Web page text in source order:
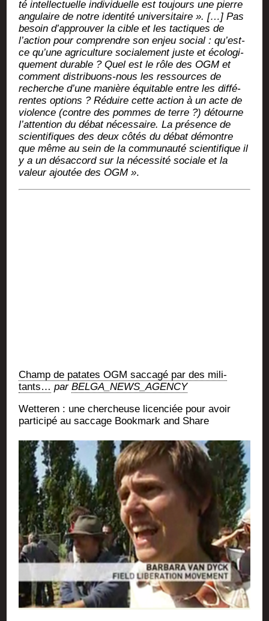
té intel­lec­tuelle indi­vi­duelle est tou­jours une pierre
angu­laire de notre iden­ti­té uni­ver­si­taire ». […] Pas
besoin d’approuver la cible et les tac­tiques de
l’action pour com­prendre son enjeu social : qu’est-
ce qu’une agri­cul­ture socia­le­ment juste et éco­lo­gi­
que­ment durable ? Quel est le rôle des OGM et
com­ment dis­tri­buons-nous les res­sources de
recherche d’une manière équi­table entre les dif­fé­
rentes options ? Réduire cette action à un acte de
vio­lence (contre des pommes de terre ?) détourne
l’attention du débat néces­saire. La pré­sence de
scien­ti­fiques des deux côtés du débat démontre
que même au sein de la com­mu­nau­té scien­ti­fique il
y a un désac­cord sur la néces­si­té sociale et la
valeur ajou­tée des OGM ».
Champ de patates OGM sac­ca­gé par des mili­
tants… parBELGA_NEWS_AGENCY
Wet­te­ren : une cher­cheuse licen­ciée pour avoir
par­ti­ci­pé au sac­cage Book­mark and Share